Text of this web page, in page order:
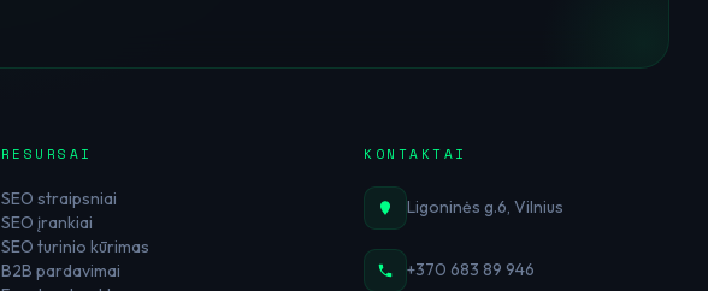
RESURSAI
SEO straipsniai
SEO įrankiai
SEO turinio kūrimas
B2B pardavimai
KONTAKTAI
Ligoninės g.6, Vilnius
+370 683 89 946